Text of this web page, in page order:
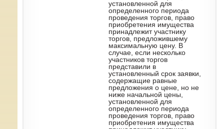
установленной для
определенного периода
проведения торгов, право
приобретения имущества
принадлежит участнику
торгов, предложившему
максимальную цену. В
случае, если несколько
участников торгов
представили в
установленный срок заявки,
содержащие равные
предложения о цене, но не
ниже начальной цены,
установленной для
определенного периода
проведения торгов, право
приобретения имущества